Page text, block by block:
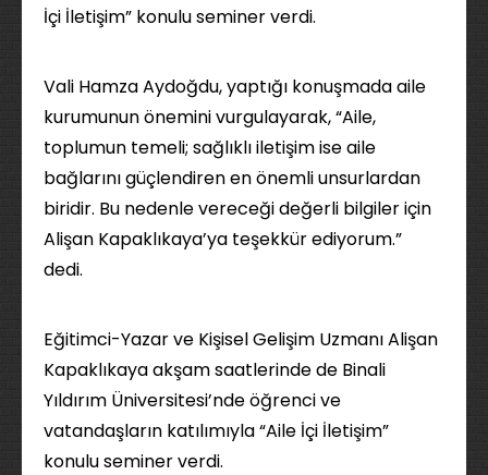
İçi İletişim” konulu seminer verdi.
Vali Hamza Aydoğdu, yaptığı konuşmada aile
kurumunun önemini vurgulayarak, “Aile,
toplumun temeli; sağlıklı iletişim ise aile
bağlarını güçlendiren en önemli unsurlardan
biridir. Bu nedenle vereceği değerli bilgiler için
Alişan Kapaklıkaya’ya teşekkür ediyorum.”
dedi.
Eğitimci-Yazar ve Kişisel Gelişim Uzmanı Alişan
Kapaklıkaya akşam saatlerinde de Binali
Yıldırım Üniversitesi’nde öğrenci ve
vatandaşların katılımıyla “Aile İçi İletişim”
konulu seminer verdi.